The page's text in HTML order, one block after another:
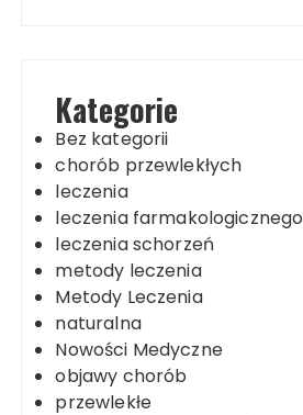
Kategorie
Bez kategorii
chorób przewlekłych
leczenia
leczenia farmakologicznego
leczenia schorzeń
metody leczenia
Metody Leczenia
naturalna
Nowości Medyczne
objawy chorób
przewlekłe